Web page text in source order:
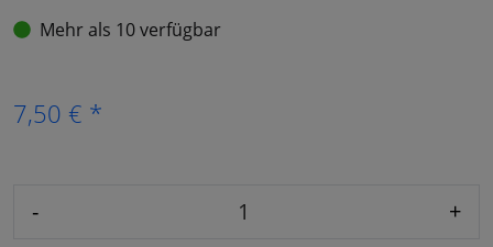
Mehr als 10 verfügbar
7,50 € *
- +